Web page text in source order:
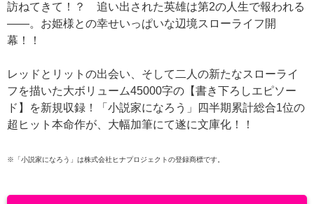
訪ねてきて！？ 追い出された英雄は第2の人生で報われる
――。お姫様との幸せいっぱいな辺境スローライフ開
幕！！
レッドとリットの出会い、そして二人の新たなスローライ
フを描いた大ボリューム45000字の【書き下ろしエピソー
ド】を新規収録！「小説家になろう」四半期累計総合1位の
超ヒット本命作が、大幅加筆にて遂に文庫化！！
※「小説家になろう」は株式会社ヒナプロジェクトの登録商標です。